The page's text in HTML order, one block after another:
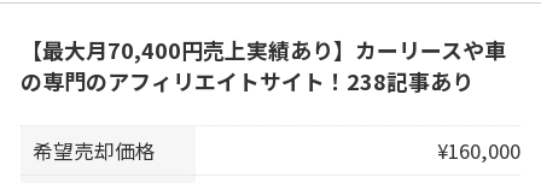
【最大月70,400円売上実績あり】カーリースや車
の専門のアフィリエイトサイト！238記事あり
希望売却価格
¥160,000